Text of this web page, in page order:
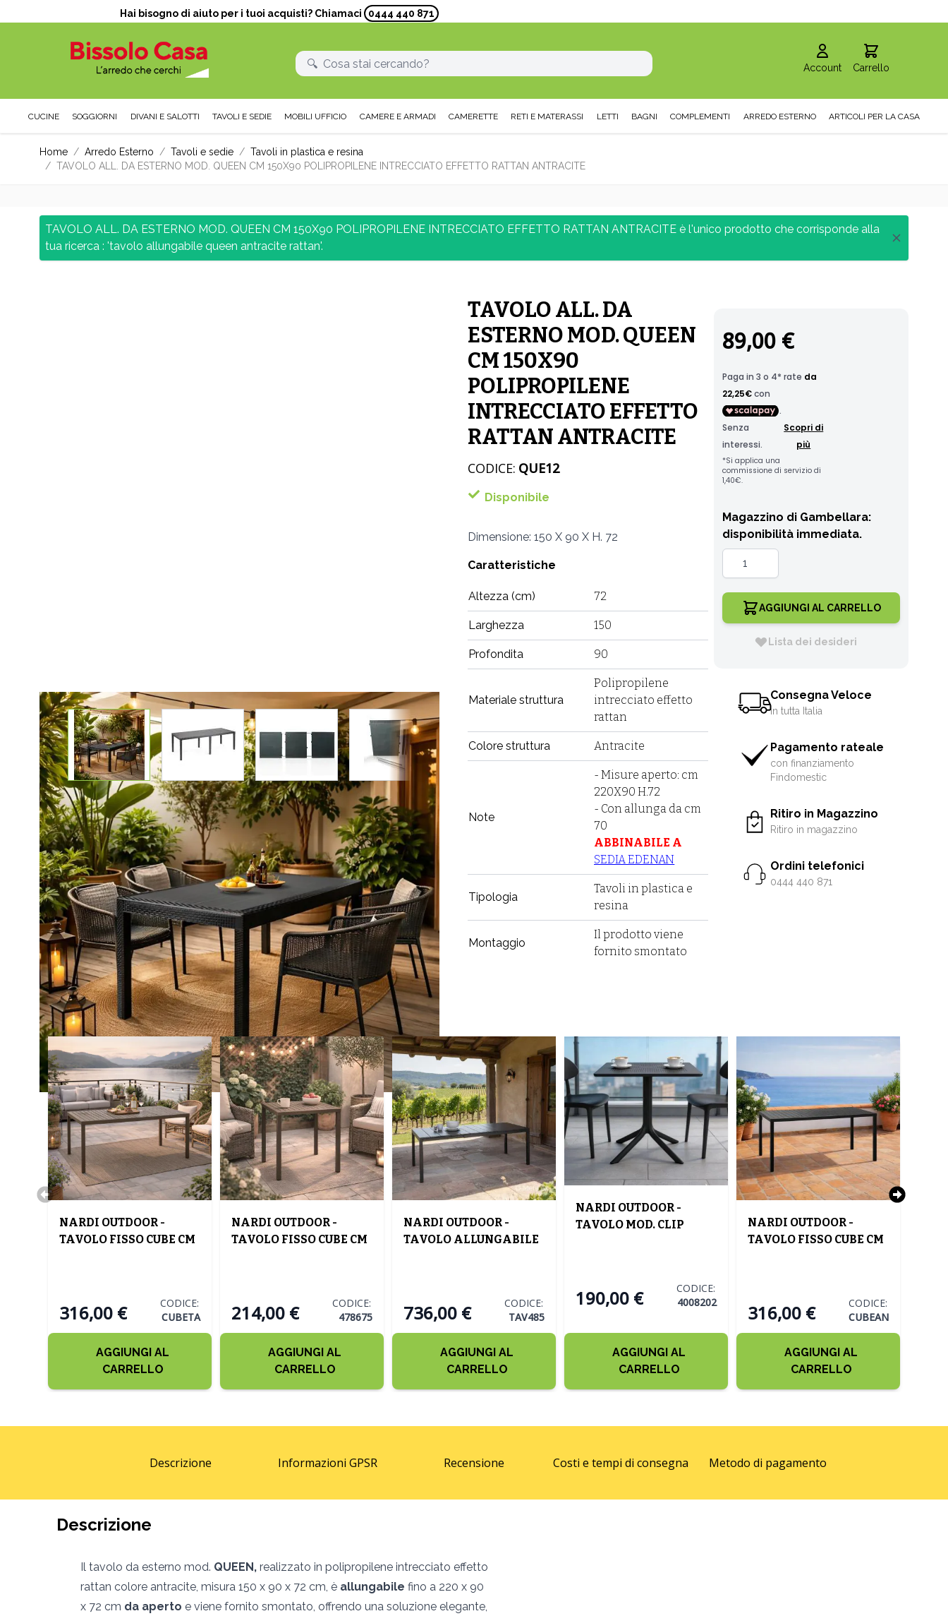
Hai bisogno di aiuto per i tuoi acquisti? Chiamaci 0444 440 871
Account Carrello
CUCINE SOGGIORNI DIVANI E SALOTTI TAVOLI E SEDIE MOBILI UFFICIO CAMERE E ARMADI CAMERETTE RETI E MATERASSI LETTI BAGNI COMPLEMENTI ARREDO ESTERNO ARTICOLI PER LA CASA
Home / Arredo Esterno / Tavoli e sedie / Tavoli in plastica e resina
/ TAVOLO ALL. DA ESTERNO MOD. QUEEN CM 150X90 POLIPROPILENE INTRECCIATO EFFETTO RATTAN ANTRACITE
TAVOLO ALL. DA ESTERNO MOD. QUEEN CM 150X90 POLIPROPILENE INTRECCIATO EFFETTO RATTAN ANTRACITE è l'unico prodotto che corrisponde alla
tua ricerca : 'tavolo allungabile queen antracite rattan'.
View larger image View larger image View larger imageView larger image
TAVOLO ALL. DA
ESTERNO MOD. QUEEN
CM 150X90
POLIPROPILENE
INTRECCIATO EFFETTO
RATTAN ANTRACITE
CODICE: QUE12
Disponibile
Dimensione: 150 X 90 X H. 72
Caratteristiche
Altezza (cm) 72
Larghezza 150
Profondita 90
Materiale struttura
Polipropilene
intrecciato effetto
rattan
Colore struttura Antracite
Note
- Misure aperto: cm
220X90 H.72
- Con allunga da cm
70
ABBINABILE A
SEDIA EDENAN
Tipologia
Tavoli in plastica e
resina
Montaggio
Il prodotto viene
fornito smontato
89,00 €
Magazzino di Gambellara:
disponibilità immediata.
Quantità
AGGIUNGI AL CARRELLO
Lista dei desideri
Consegna Veloce
in tutta Italia
Pagamento rateale
con finanziamento
Findomestic
Ritiro in Magazzino
Ritiro in magazzino
Ordini telefonici
0444 440 871
NARDI OUTDOOR -
TAVOLO FISSO CUBE CM
316,00 €
CODICE:
CUBETA
AGGIUNGI AL
CARRELLO
NARDI OUTDOOR -
TAVOLO FISSO CUBE CM
214,00 €
CODICE:
478675
AGGIUNGI AL
CARRELLO
NARDI OUTDOOR -
TAVOLO ALLUNGABILE
736,00 €
CODICE:
TAV485
AGGIUNGI AL
CARRELLO
NARDI OUTDOOR -
TAVOLO MOD. CLIP
190,00 €
CODICE:
4008202
AGGIUNGI AL
CARRELLO
NARDI OUTDOOR -
TAVOLO FISSO CUBE CM
316,00 €
CODICE:
CUBEAN
AGGIUNGI AL
CARRELLO
Descrizione Informazioni GPSR Recensione Costi e tempi di consegna Metodo di pagamento
Descrizione
Il tavolo da esterno mod. QUEEN, realizzato in polipropilene intrecciato effetto
rattan colore antracite, misura 150 x 90 x 72 cm, è allungabile fino a 220 x 90
x 72 cm da aperto e viene fornito smontato, offrendo una soluzione elegante,